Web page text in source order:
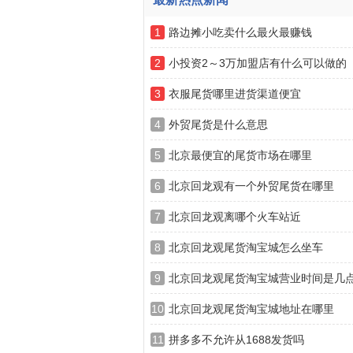
1 路边摊小吃卖什么最火最赚钱
2 小投资2～3万加盟店有什么可以做的
3 衣服尾货哪里进货渠道便宜
4 外贸尾货是什么意思
5 北京最便宜的尾货市场在哪里
6 北京回龙观有一个外贸尾货在哪里
7 北京回龙观离哪个火车站近
8 北京回龙观尾货淘宝城怎么坐车
9 北京回龙观尾货淘宝城营业时间是几点
10 北京回龙观尾货淘宝城地址在哪里
11 拼多多不允许从1688发货吗